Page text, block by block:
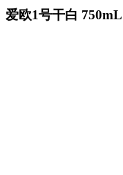
爱欧1号干白 750mL